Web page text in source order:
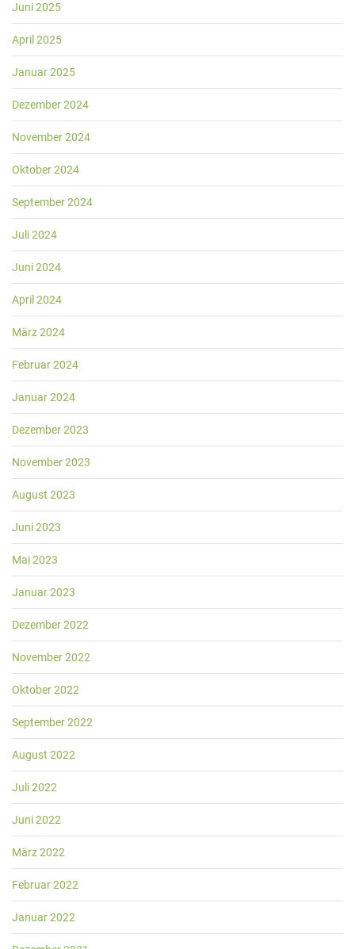
Juni 2025
April 2025
Januar 2025
Dezember 2024
November 2024
Oktober 2024
September 2024
Juli 2024
Juni 2024
April 2024
März 2024
Februar 2024
Januar 2024
Dezember 2023
November 2023
August 2023
Juni 2023
Mai 2023
Januar 2023
Dezember 2022
November 2022
Oktober 2022
September 2022
August 2022
Juli 2022
Juni 2022
März 2022
Februar 2022
Januar 2022